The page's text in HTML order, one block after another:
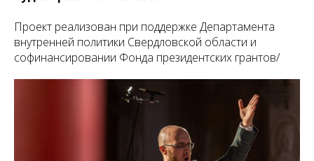
Проект реализован при поддержке Департамента
внутренней политики Свердловской области и
софинансировании Фонда президентских грантов/